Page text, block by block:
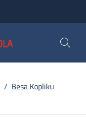
/ Besa Kopliku